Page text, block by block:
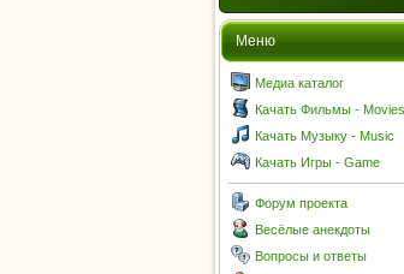
Меню
Медиа каталог
Качать Фильмы - Movies
Качать Музыку - Music
Качать Игры - Game
Форум проекта
Весёлые анекдоты
Вопросы и ответы